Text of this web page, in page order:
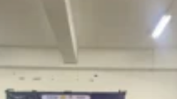
Bandung – Menyambut pergantian
tahun 2026, restoran all you can
eat Kakkoii All You Can Eat